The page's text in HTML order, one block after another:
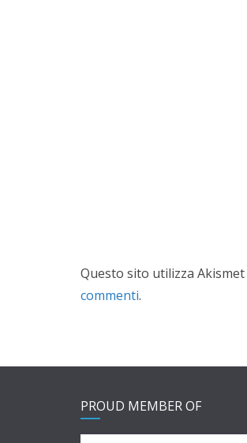
Questo sito utilizza
commenti.
PROUD MEMBER OF